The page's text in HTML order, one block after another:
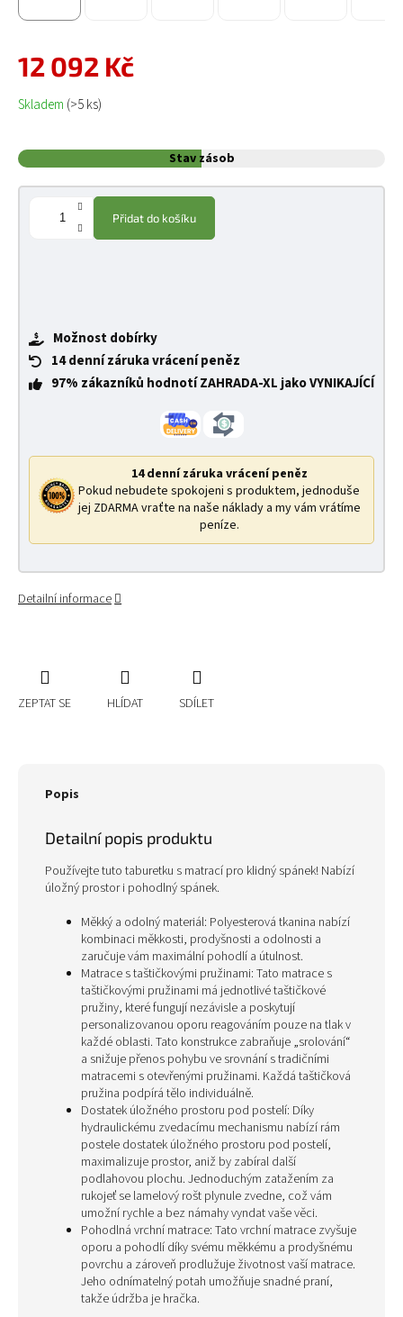
12 092 Kč
Měrná cena:
Skladem (>5 ks)
Stav zásob
Přidat do košíku
Možnost dobírky
14 denní záruka vrácení peněz
97% zákazníků hodnotí ZAHRADA-XL jako VYNIKAJÍCÍ
14 denní záruka vrácení peněz
Pokud nebudete spokojeni s produktem, jednoduše
jej ZDARMA vraťte na naše náklady a my vám vrátíme
peníze.
Detailní informace
ZEPTAT SE HLÍDAT SDÍLET
Popis
Detailní popis produktu
Používejte tuto taburetku s matrací pro klidný spánek! Nabízí
úložný prostor i pohodlný spánek.
Měkký a odolný materiál: Polyesterová tkanina nabízí
kombinaci měkkosti, prodyšnosti a odolnosti a
zaručuje vám maximální pohodlí a útulnost.
Matrace s taštičkovými pružinami: Tato matrace s
taštičkovými pružinami má jednotlivé taštičkové
pružiny, které fungují nezávisle a poskytují
personalizovanou oporu reagováním pouze na tlak v
každé oblasti. Tato konstrukce zabraňuje „srolování“
a snižuje přenos pohybu ve srovnání s tradičními
matracemi s otevřenými pružinami. Každá taštičková
pružina podpírá tělo individuálně.
Dostatek úložného prostoru pod postelí: Díky
hydraulickému zvedacímu mechanismu nabízí rám
postele dostatek úložného prostoru pod postelí,
maximalizuje prostor, aniž by zabíral další
podlahovou plochu. Jednoduchým zatažením za
rukojeť se lamelový rošt plynule zvedne, což vám
umožní rychle a bez námahy vyndat vaše věci.
Pohodlná vrchní matrace: Tato vrchní matrace zvyšuje
oporu a pohodlí díky svému měkkému a prodyšnému
povrchu a zároveň prodlužuje životnost vaší matrace.
Jeho odnímatelný potah umožňuje snadné praní,
takže údržba je hračka.